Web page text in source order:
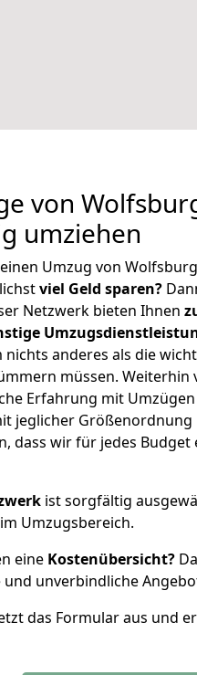
von
umziehen
Umzug von
viel Geld sparen?
Netzwerk bieten Ihnen
nichts anderes als die
müssen.
Erfahrung mit
jeglicher
dass wir für jedes Budget
ist sorgfältig
Umzugsbereich.
eine Kostenübersicht?
und unverbindliche
das Formular aus und